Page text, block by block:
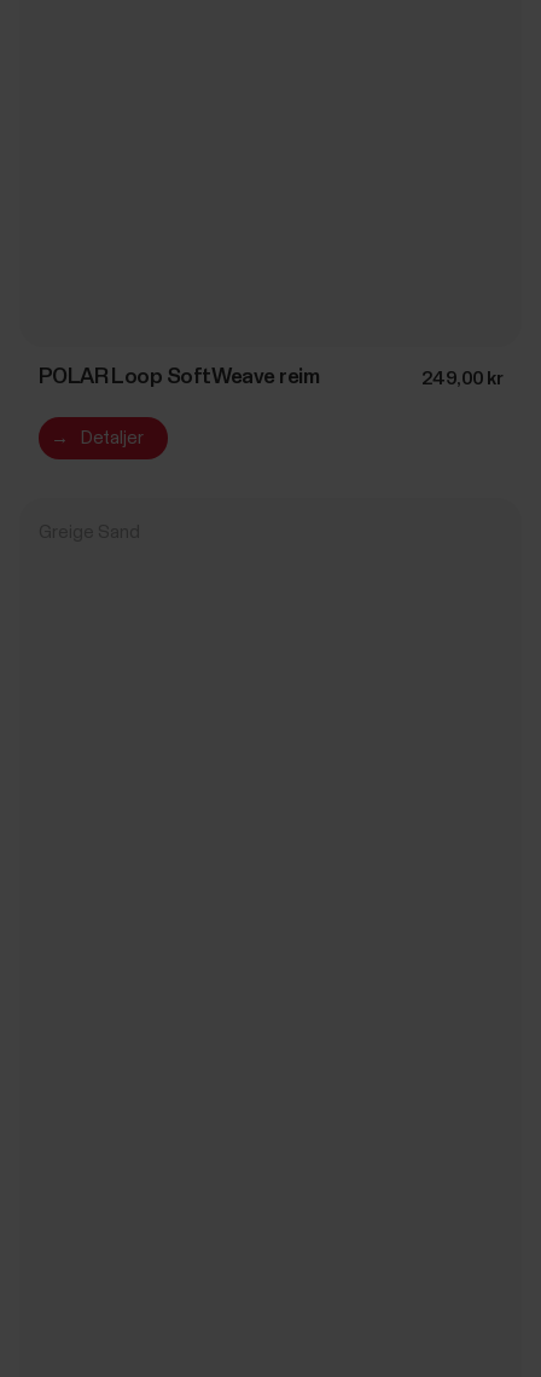
POLAR Loop SoftWeave reim 249,00 kr
→ Detaljer